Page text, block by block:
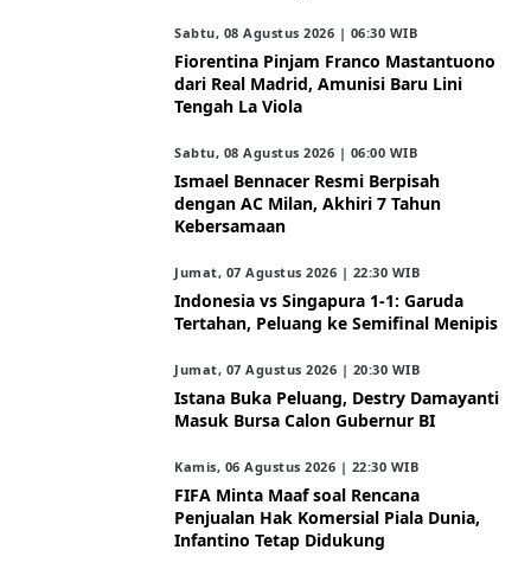
Sabtu, 08 Agustus 2026 | 06:30 WIB
Fiorentina Pinjam Franco Mastantuono
dari Real Madrid, Amunisi Baru Lini
Tengah La Viola
Sabtu, 08 Agustus 2026 | 06:00 WIB
Ismael Bennacer Resmi Berpisah
dengan AC Milan, Akhiri 7 Tahun
Kebersamaan
Jumat, 07 Agustus 2026 | 22:30 WIB
Indonesia vs Singapura 1-1: Garuda
Tertahan, Peluang ke Semifinal Menipis
Jumat, 07 Agustus 2026 | 20:30 WIB
Istana Buka Peluang, Destry Damayanti
Masuk Bursa Calon Gubernur BI
Kamis, 06 Agustus 2026 | 22:30 WIB
FIFA Minta Maaf soal Rencana
Penjualan Hak Komersial Piala Dunia,
Infantino Tetap Didukung